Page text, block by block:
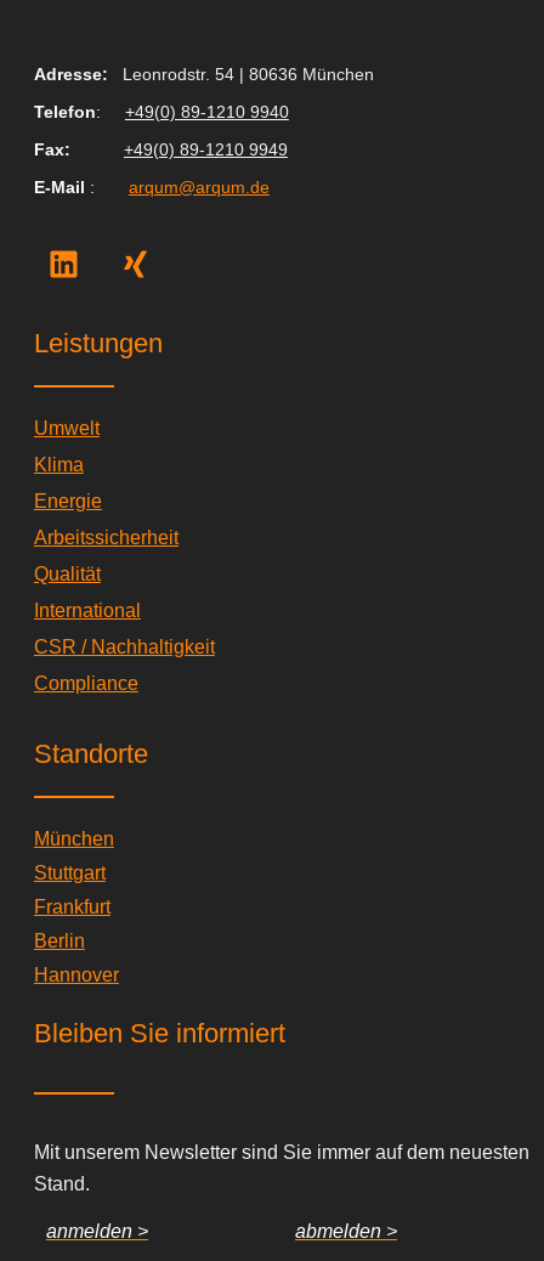
Adresse:
Leonrodstr. 54 | 80636 München
Telefon:
+49(0) 89-1210 9940
Fax:
+49(0) 89-1210 9949
E-Mail : arqum@arqum.de
L
i
k
d
i
n
X
i
g
Leistungen
Umwelt
Klima
Energie
Arbeitssicherheit
Qualität
International
CSR / Nachhaltigkeit
Compliance
Standorte
München
Stuttgart
Frankfurt
Berlin
Hannover
Bleiben Sie informiert
Mit unserem Newsletter sind Sie immer auf dem neuesten
Stand.
anmelden > abmelden >